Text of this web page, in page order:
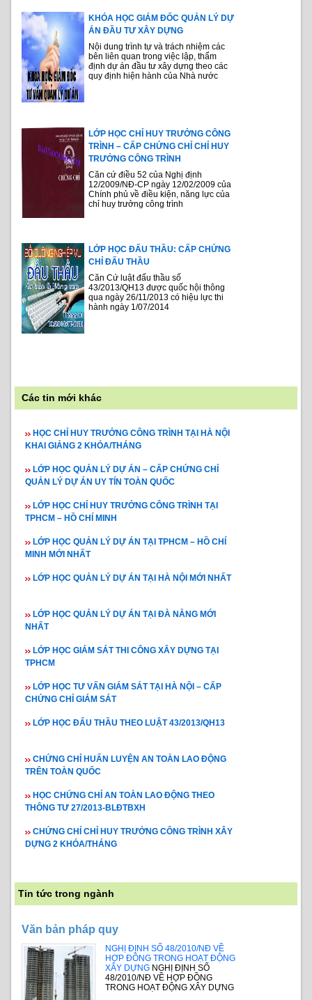
KHÓA HỌC GIÁM ĐỐC QUẢN LÝ DỰ
ÁN ĐẦU TƯ XÂY DỰNG
Nội dung trình tự và trách nhiệm các
bên liên quan trong việc lập, thẩm
định dự án đầu tư xây dựng theo các
quy định hiện hành của Nhà nước
LỚP HỌC CHỈ HUY TRƯỞNG CÔNG
TRÌNH – CẤP CHỨNG CHỈ CHỈ HUY
TRƯỞNG CÔNG TRÌNH
Căn cứ điều 52 của Nghị định
12/2009/NĐ-CP ngày 12/02/2009 của
Chính phủ về điều kiện, năng lực của
chỉ huy trưởng công trình
LỚP HỌC ĐẤU THẦU: CẤP CHỨNG
CHỈ ĐẤU THẦU
Căn Cứ luật đấu thầu số
43/2013/QH13 được quốc hội thông
qua ngày 26/11/2013 có hiệu lực thi
hành ngày 1/07/2014
Các tin mới khác
HỌC CHỈ HUY TRƯỞNG CÔNG TRÌNH TẠI HÀ NỘI
KHAI GIẢNG 2 KHÓA/THÁNG
LỚP HỌC QUẢN LÝ DỰ ÁN – CẤP CHỨNG CHỈ
QUẢN LÝ DỰ ÁN UY TÍN TOÀN QUỐC
LỚP HỌC CHỈ HUY TRƯỞNG CÔNG TRÌNH TẠI
TPHCM – HỒ CHÍ MINH
LỚP HỌC QUẢN LÝ DỰ ÁN TẠI TPHCM – HỒ CHÍ
MINH MỚI NHẤT
LỚP HỌC QUẢN LÝ DỰ ÁN TẠI HÀ NỘI MỚI NHẤT
LỚP HỌC QUẢN LÝ DỰ ÁN TẠI ĐÀ NẴNG MỚI
NHẤT
LỚP HỌC GIÁM SÁT THI CÔNG XÂY DỰNG TẠI
TPHCM
LỚP HỌC TƯ VẤN GIÁM SÁT TẠI HÀ NỘI – CẤP
CHỨNG CHỈ GIÁM SÁT
LỚP HỌC ĐẤU THẦU THEO LUẬT 43/2013/QH13
CHỨNG CHỈ HUẤN LUYỆN AN TOÀN LAO ĐỘNG
TRÊN TOÀN QUỐC
HỌC CHỨNG CHỈ AN TOÀN LAO ĐỘNG THEO
THÔNG TƯ 27/2013-BLĐTBXH
CHỨNG CHỈ CHỈ HUY TRƯỞNG CÔNG TRÌNH XÂY
DỰNG 2 KHÓA/THÁNG
Tin tức trong ngành
Văn bản pháp quy
NGHỊ ĐỊNH SỐ 48/2010/NĐ VỀ
HỢP ĐỒNG TRONG HOẠT ĐỘNG
XÂY DỰNG NGHỊ ĐỊNH SỐ
48/2010/NĐ VỀ HỢP ĐỒNG
TRONG HOẠT ĐỘNG XÂY DỰNG